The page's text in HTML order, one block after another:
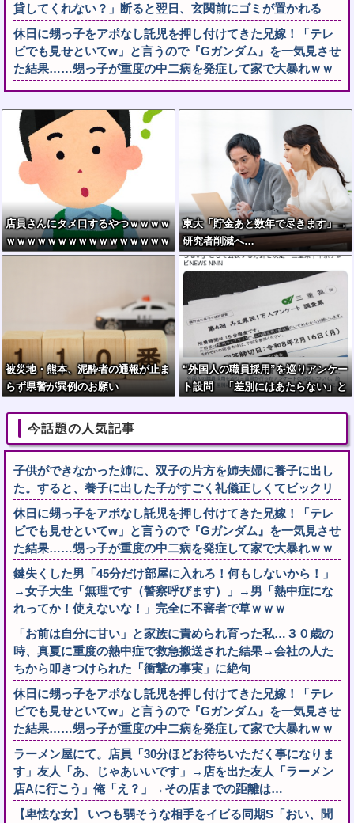
貸してくれない？」断ると翌日、玄関前にゴミが置かれる
休日に甥っ子をアポなし託児を押し付けてきた兄嫁！「テレ
ビでも見せといてw」と言うので『Gガンダム』を一気見させ
た結果……甥っ子が重度の中二病を発症して家で大暴れｗｗ
店員さんにタメ口するやつｗｗｗｗ
ｗｗｗｗｗｗｗｗｗｗｗｗｗｗｗｗ
ｗｗｗｗ
東大「貯金あと数年で尽きます」→
研究者削減へ…
被災地・熊本、泥酔者の通報が止ま
らず県警が異例のお願い
“外国人の職員採用”を巡りアンケー
ト設問 「差別にはあたらない」と
今話題の人気記事
子供ができなかった姉に、双子の片方を姉夫婦に養子に出し
た。すると、養子に出した子がすごく礼儀正しくてビックリ
休日に甥っ子をアポなし託児を押し付けてきた兄嫁！「テレ
ビでも見せといてw」と言うので『Gガンダム』を一気見させ
た結果……甥っ子が重度の中二病を発症して家で大暴れｗｗ
鍵失くした男「45分だけ部屋に入れろ！何もしないから！」
→女子大生「無理です（警察呼びます）」→男「熱中症にな
れってか！使えないな！」完全に不審者で草ｗｗｗ
「お前は自分に甘い」と家族に責められ育った私…３０歳の
時、真夏に重度の熱中症で救急搬送された結果→会社の人た
ちから叩きつけられた「衝撃の事実」に絶句
休日に甥っ子をアポなし託児を押し付けてきた兄嫁！「テレ
ビでも見せといてw」と言うので『Gガンダム』を一気見させ
た結果……甥っ子が重度の中二病を発症して家で大暴れｗｗ
ラーメン屋にて。店員「30分ほどお待ちいただく事になりま
す」友人「あ、じゃあいいです」→店を出た友人「ラーメン
店Aに行こう」俺「え？」→その店までの距離は…
【卑怯な女】 いつも弱そうな相手をイビる同期S「おい、聞